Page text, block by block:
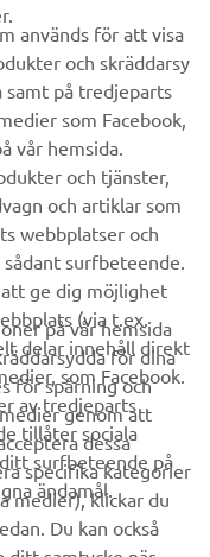
evenemangen,
vi behandlar dina
används för att visa
och skräddarsy
samt på tredjeparts
som Facebook,
vår hemsida.
och tjänster,
och artiklar som
webbplatser och
surfbeteende.
ge dig möjlighet
(via t.ex.
delar innehåll direkt
som Facebook.
av tredjeparts
tillåter sociala
surfbeteende på
ändamål.
på vår hemsida
för dina
för spårning och
genom att
dessa
specifika kategorier
medier), klickar du
Du kan också